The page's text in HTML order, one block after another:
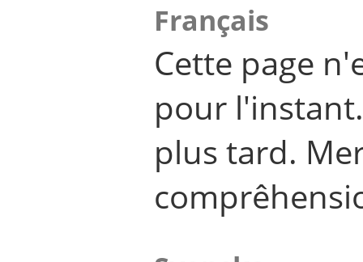
Français
Cette page
pour
plus tard.